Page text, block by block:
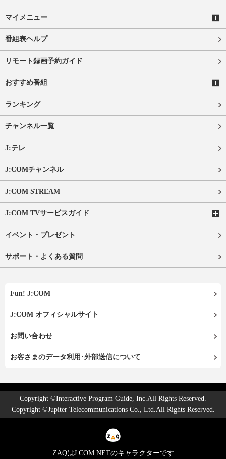
マイメニュー
番組表ヘルプ
リモート録画予約ガイド
おすすめ番組
ランキング
チャンネル一覧
J:テレ
J:COMチャンネル
J:COM STREAM
J:COM TVサービスガイド
イベント・プレゼント
サポート・よくある質問
Fun! J:COM
J:COM オフィシャルサイト
お問い合わせ
お客さまのデータ利用･外部送信について
Copyright ©Interactive Program Guide, Inc.All Rights Reserved.
Copyright ©Jupiter Telecommunications Co., Ltd.All Rights Reserved.
ZAQはJ:COM NETのキャラクターです